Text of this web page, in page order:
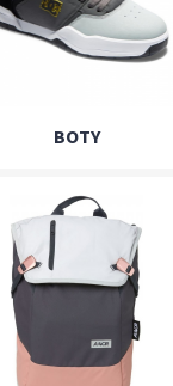
BOTY